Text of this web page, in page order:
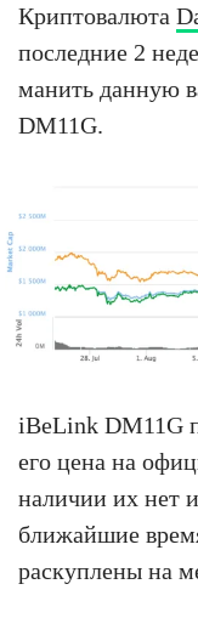
Криптовалюта
последние 2
манить данную
DM11G.
iBeLink DM11G
его цена на
наличии их нет
ближайшие
раскуплены на